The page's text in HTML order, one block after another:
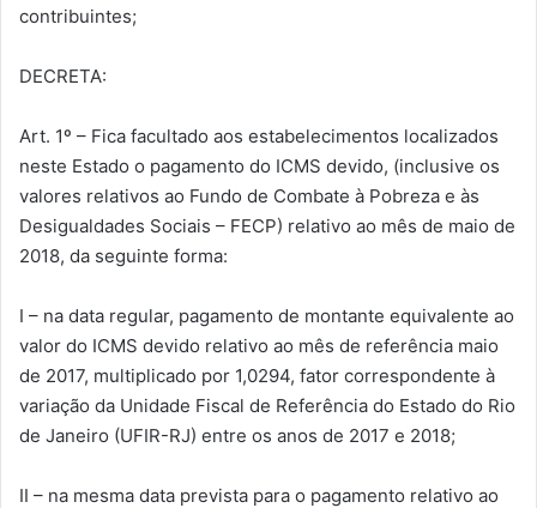
contribuintes;
DECRETA:
Art. 1º – Fica facultado aos estabelecimentos localizados
neste Estado o pagamento do ICMS devido, (inclusive os
valores relativos ao Fundo de Combate à Pobreza e às
Desigualdades Sociais – FECP) relativo ao mês de maio de
2018, da seguinte forma:
I – na data regular, pagamento de montante equivalente ao
valor do ICMS devido relativo ao mês de referência maio
de 2017, multiplicado por 1,0294, fator correspondente à
variação da Unidade Fiscal de Referência do Estado do Rio
de Janeiro (UFIR-RJ) entre os anos de 2017 e 2018;
II – na mesma data prevista para o pagamento relativo ao